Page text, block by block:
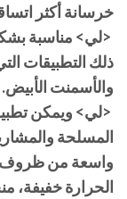
خرسانة أكثر
<لي> مناسبة
ذلك التطبيقات
والأسمنت الأبيض.
<لي> ويمكن
المسلحة
واسعة من ظروف
الحرارة خفيفة،